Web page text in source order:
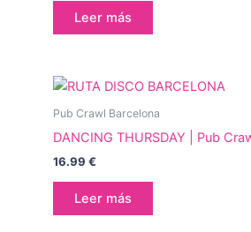
Leer más
Pub Crawl Barcelona
DANCING THURSDAY | Pub
16.99 €
Leer más